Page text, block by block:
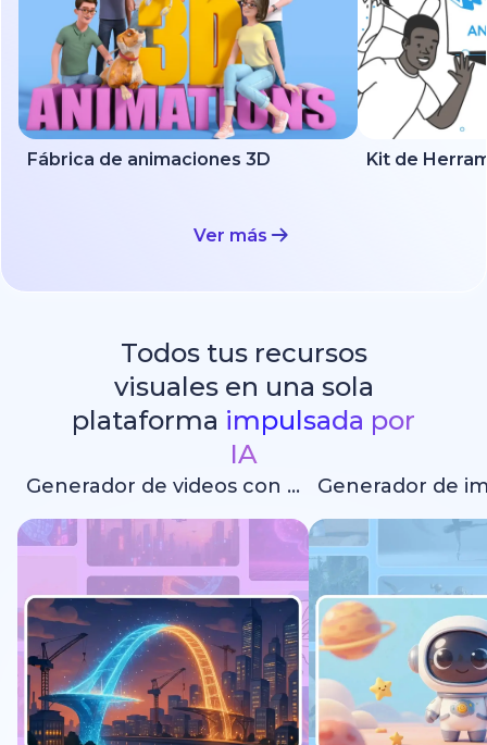
Fábrica de animaciones 3D
Ver más
Todos tus recursos
visuales en una sola
plataforma impulsada por
IA
Generador de videos con IA